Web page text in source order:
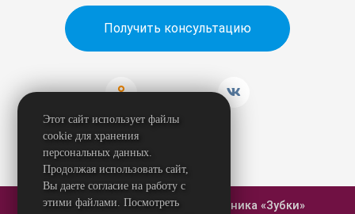
Получить консультацию
© 2026 Стоматологическая клиника «Зубки»
Этот сайт использует файлы
cookie для хранения
персональных данных.
Продолжая использовать сайт,
Вы даете согласие на работу с
этими файлами. Посмотреть